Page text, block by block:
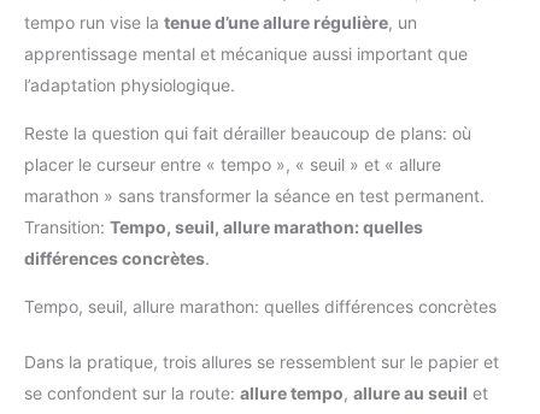
tempo run vise la tenue d’une allure régulière, un
apprentissage mental et mécanique aussi important que
l’adaptation physiologique.
Reste la question qui fait dérailler beaucoup de plans: où
placer le curseur entre « tempo », « seuil » et « allure
marathon » sans transformer la séance en test permanent.
Transition: Tempo, seuil, allure marathon: quelles
différences concrètes.
Tempo, seuil, allure marathon: quelles différences concrètes
Dans la pratique, trois allures se ressemblent sur le papier et
se confondent sur la route: allure tempo, allure au seuil et